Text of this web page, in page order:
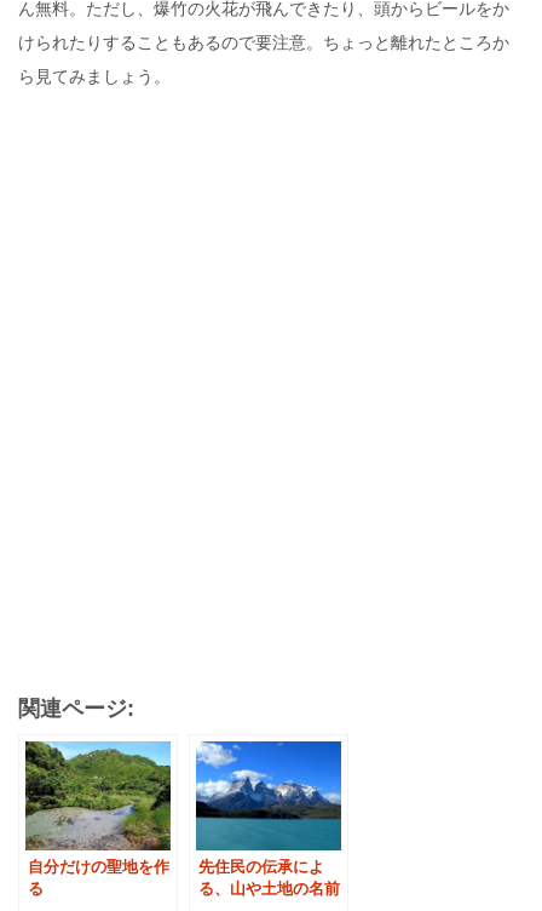
ん無料。ただし、爆竹の火花が飛んできたり、頭からビールをか
けられたりすることもあるので要注意。ちょっと離れたところか
ら見てみましょう。
関連ページ:
自分だけの聖地を作
る
先住民の伝承によ
る、山や土地の名前